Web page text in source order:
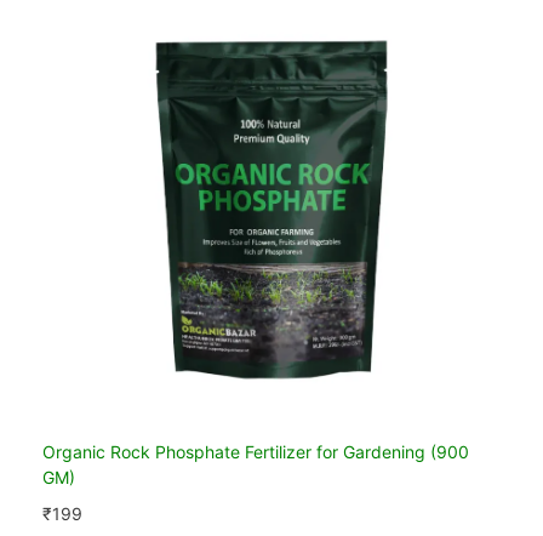
Organic Rock Phosphate Fertilizer for Gardening (900
GM)
₹199